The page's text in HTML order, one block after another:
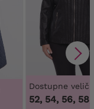
Dostupne
52, 54, 56,